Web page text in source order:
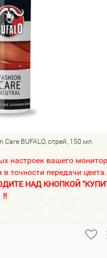
BUFALO, спрей, 150 мл.
настроек вашего
точности передачи цвета.
НАД КНОПКОЙ
!!